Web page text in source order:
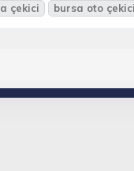
çekici bursa oto çekici